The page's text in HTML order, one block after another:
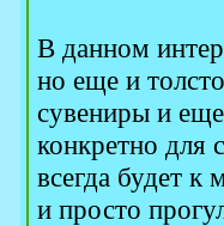
В данном
но еще и
сувениры и
конкретно для
всегда будет к
и просто